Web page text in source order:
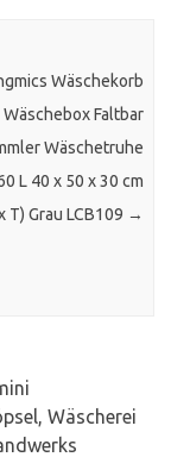
Wäschekorb
Wäschebox Faltbar
Wäschetruhe
L 40 x 50 x 30 cm
T) Grau LCB109 →
Wäscherei